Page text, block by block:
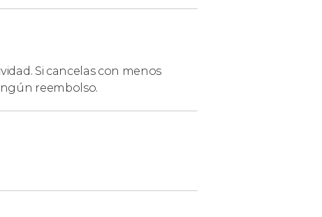
Si cancelas con menos
reembolso.